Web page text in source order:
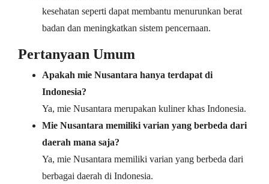
kesehatan seperti dapat membantu menurunkan berat
badan dan meningkatkan sistem pencernaan.
Pertanyaan Umum
Apakah mie Nusantara hanya terdapat di
Indonesia?
Ya, mie Nusantara merupakan kuliner khas Indonesia.
Mie Nusantara memiliki varian yang berbeda dari
daerah mana saja?
Ya, mie Nusantara memiliki varian yang berbeda dari
berbagai daerah di Indonesia.